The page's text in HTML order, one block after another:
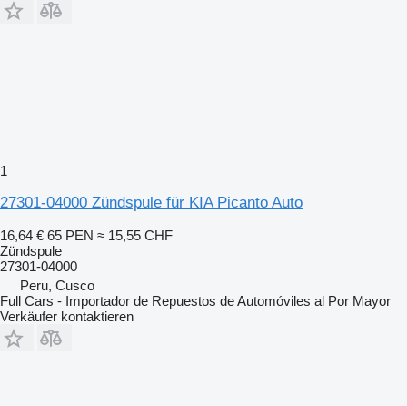
1
27301-04000 Zündspule für KIA Picanto Auto
16,64 € 65 PEN ≈ 15,55 CHF
Zündspule
27301-04000
Peru, Cusco
Full Cars - Importador de Repuestos de Automóviles al Por Mayor
Verkäufer kontaktieren